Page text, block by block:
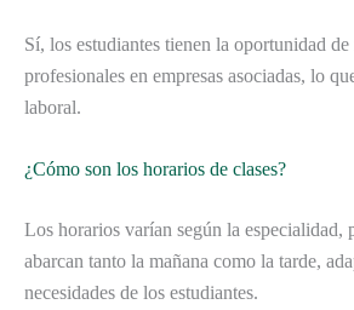
Sí, los estudiantes tienen la oportunidad
profesionales en empresas asociadas, lo
laboral.
¿Cómo son los horarios de clases?
Los horarios varían según la especialidad,
abarcan tanto la mañana como la tarde,
necesidades de los estudiantes.